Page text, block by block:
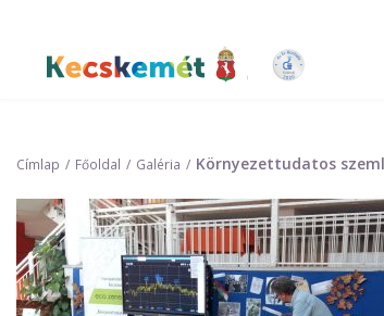
tartalomra
Kecskemét Város Honlapja
Címlap Főoldal Galéria Környezettudatos